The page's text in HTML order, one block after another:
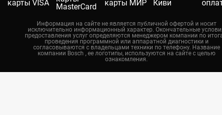
Челябинск
Казань
Воронеж
Информация на сайте не является публичной офертой и носит
исключительно информационный характер. Окончательные
предоставления услуг определяются менеджером компании по
проведения программной или аппаратной диагностики и
согласовываются с владельцами техники по телефону. Название
компании Bosch , ее логотипы, используются на сайте с целью
ознакомления.